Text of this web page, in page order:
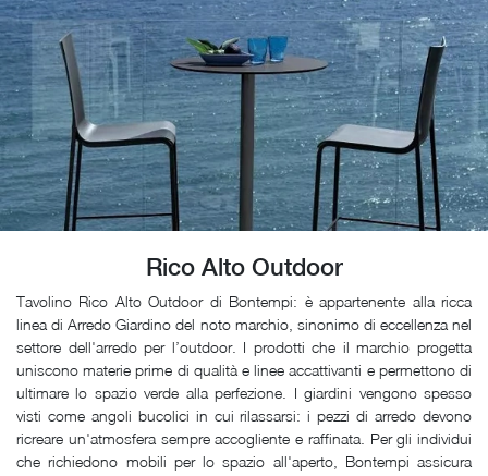
Rico Alto Outdoor
Tavolino Rico Alto Outdoor di Bontempi: è appartenente alla ricca
linea di Arredo Giardino del noto marchio, sinonimo di eccellenza nel
settore dell'arredo per l’outdoor. I prodotti che il marchio progetta
uniscono materie prime di qualità e linee accattivanti e permettono di
ultimare lo spazio verde alla perfezione. I giardini vengono spesso
visti come angoli bucolici in cui rilassarsi: i pezzi di arredo devono
ricreare un'atmosfera sempre accogliente e raffinata. Per gli individui
che richiedono mobili per lo spazio all'aperto, Bontempi assicura